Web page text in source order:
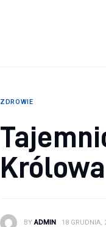
ZDROWIE
BY ADMIN 18 GRUDNIA,